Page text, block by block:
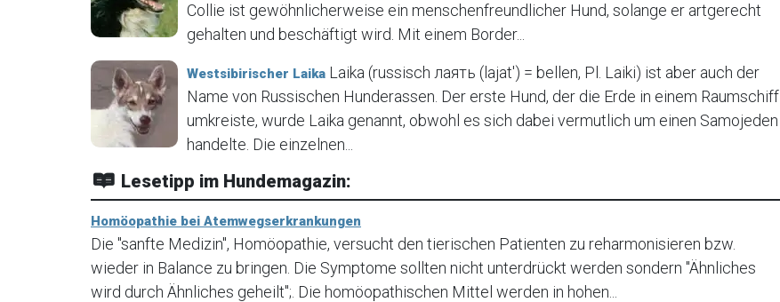
Collie ist gewöhnlicherweise ein menschenfreundlicher Hund, solange er artgerecht
gehalten und beschäftigt wird. Mit einem Border...
Westsibirischer Laika Laika (russisch лаять (lajat′) = bellen, Pl. Laiki) ist aber auch der
Name von Russischen Hunderassen. Der erste Hund, der die Erde in einem Raumschiff
umkreiste, wurde Laika genannt, obwohl es sich dabei vermutlich um einen Samojeden
handelte. Die einzelnen...
Lesetipp im Hundemagazin:
Homöopathie bei Atemwegserkrankungen
Die "sanfte Medizin", Homöopathie, versucht den tierischen Patienten zu reharmonisieren bzw.
wieder in Balance zu bringen. Die Symptome sollten nicht unterdrückt werden sondern "Ähnliches
wird durch Ähnliches geheilt";. Die homöopathischen Mittel werden in hohen...